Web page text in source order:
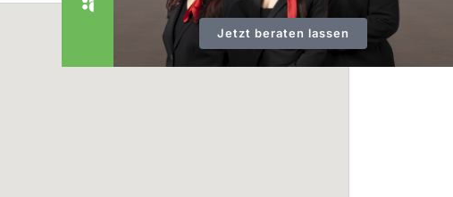
Jetzt beraten lassen